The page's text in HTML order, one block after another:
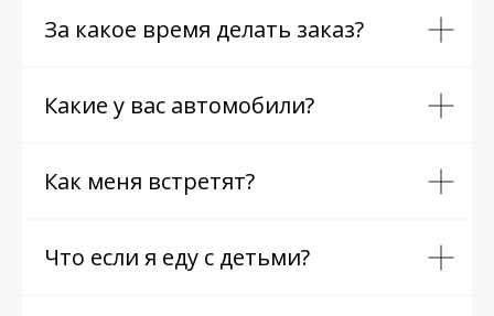
За какое время делать заказ?
Какие у вас автомобили?
Как меня встретят?
Что если я еду с детьми?